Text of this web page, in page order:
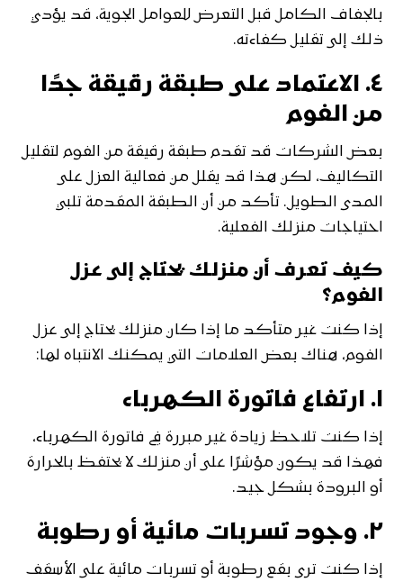
بالجفاف الكامل قبل التعرض للعوامل الجوية، قد يؤدي
ذلك إلى تقليل كفاءته.
٤. الاعتماد على طبقة رقيقة جدًا
من الفوم
بعض الشركات قد تقدم طبقة رقيقة من الفوم لتقليل
التكاليف، لكن هذا قد يقلل من فعالية العزل على
المدى الطويل. تأكد من أن الطبقة المقدمة تلبي
احتياجات منزلك الفعلية.
كيف تعرف أن منزلك يحتاج إلى عزل
الفوم؟
إذا كنت غير متأكد ما إذا كان منزلك يحتاج إلى عزل
الفوم، هناك بعض العلامات التي يمكنك الانتباه لها:
١. ارتفاع فاتورة الكهرباء
إذا كنت تلاحظ زيادة غير مبررة في فاتورة الكهرباء،
فهذا قد يكون مؤشرًا على أن منزلك لا يحتفظ بالحرارة
أو البرودة بشكل جيد.
٢. وجود تسربات مائية أو رطوبة
إذا كنت ترى بقع رطوبة أو تسربات مائية على الأسقف